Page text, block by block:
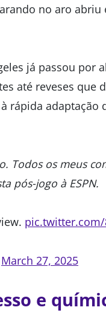
no aro
já passou por
até reveses que
rápida
Todos os meus
pós-jogo à ESPN.
pic.twitter.com/
March 27, 2025
e